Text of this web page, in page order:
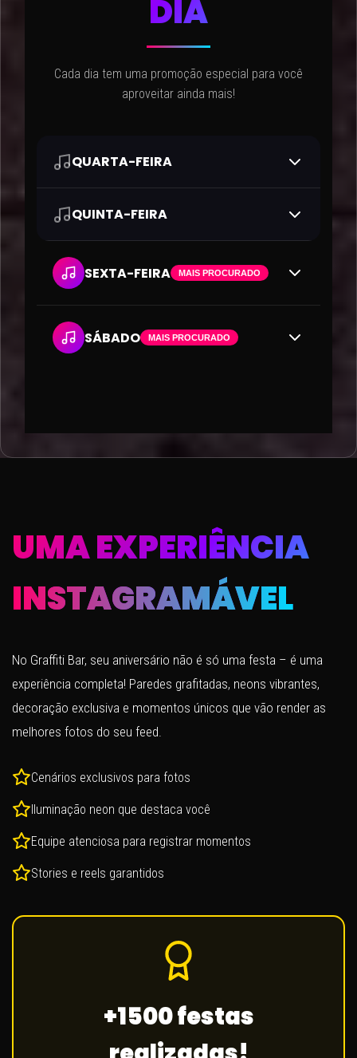
DIA
Cada dia tem uma promoção especial para você
aproveitar ainda mais!
QUARTA-FEIRA
QUINTA-FEIRA
SEXTA-FEIRA MAIS PROCURADO
SÁBADO MAIS PROCURADO
UMA EXPERIÊNCIA
INSTAGRAMÁVEL
No Graffiti Bar, seu aniversário não é só uma festa – é uma
experiência completa! Paredes grafitadas, neons vibrantes,
decoração exclusiva e momentos únicos que vão render as
melhores fotos do seu feed.
Cenários exclusivos para fotos
Iluminação neon que destaca você
Equipe atenciosa para registrar momentos
Stories e reels garantidos
+1500 festas